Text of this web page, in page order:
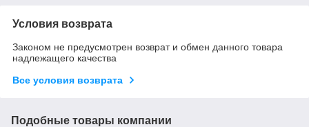
Условия возврата
Законом не предусмотрен возврат и обмен данного товара
надлежащего качества
Все условия возврата
Подобные товары компании